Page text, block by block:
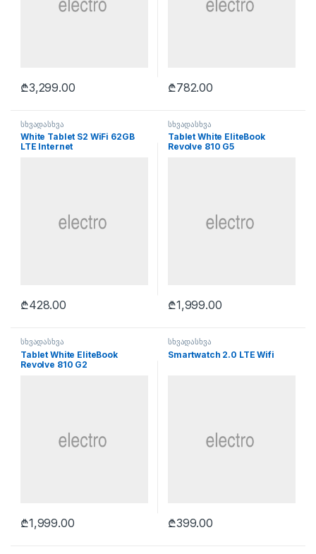
₾3,299.00 ₾782.00
სხვადასხვა
White Tablet S2 WiFi 62GB
LTE Internet
₾428.00
სხვადასხვა
Tablet White EliteBook
Revolve 810 G5
₾1,999.00
სხვადასხვა
Tablet White EliteBook
Revolve 810 G2
₾1,999.00
სხვადასხვა
Smartwatch 2.0 LTE Wifi
₾399.00